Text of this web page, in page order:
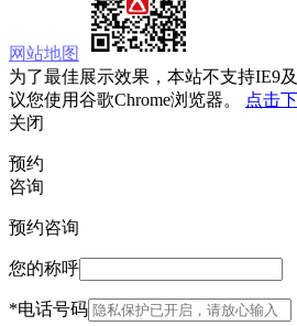
网站地图
为了最佳展示效果，本站不支持IE9
议您使用谷歌Chrome浏览器。
点击
关闭
预约
咨询
预约咨询
您的称呼
*电话号码